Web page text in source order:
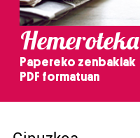
Hemeroteka
Papereko zenbakiak
PDF formatuan